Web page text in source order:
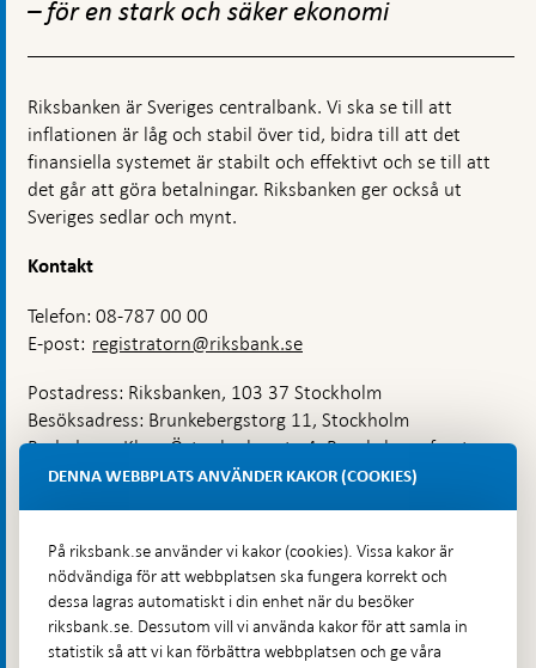
betalningar
– för en stark och säker ekonomi
Riksbanken är Sveriges centralbank. Vi ska se till att
inflationen är låg och stabil över tid, bidra till att det
finansiella systemet är stabilt och effektivt och se till att
det går att göra betalningar. Riksbanken ger också ut
Sveriges sedlar och mynt.
Kontakt
Telefon: 08-787 00 00
E-post: registratorn@riksbank.se
Postadress: Riksbanken, 103 37 Stockholm
Besöksadress: Brunkebergstorg 11, Stockholm
Budadress: Klara Östra kyrkogata 4, Brunkebergsfaret,
Lastplats 6
Hitta direkt
Frågor och svar-
DENNA WEBBPLATS ANVÄNDER KAKOR (COOKIES)
På riksbank.se använder vi kakor (cookies). Vissa kakor är
nödvändiga för att webbplatsen ska fungera korrekt och
dessa lagras automatiskt i din enhet när du besöker
riksbank.se. Dessutom vill vi använda kakor för att samla in
statistik så att vi kan förbättra webbplatsen och ge våra